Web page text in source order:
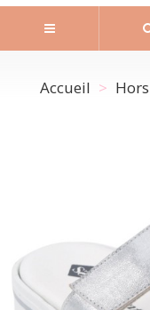
Accueil